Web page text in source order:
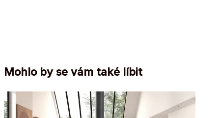
Mohlo by se vám také líbit